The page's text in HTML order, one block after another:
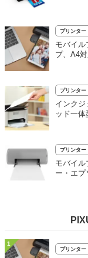
プリンター
モバイル
プ、A4
プリンター
インク
ッド一体
プリンター
モバイ
ー・エプ
1
プリンター